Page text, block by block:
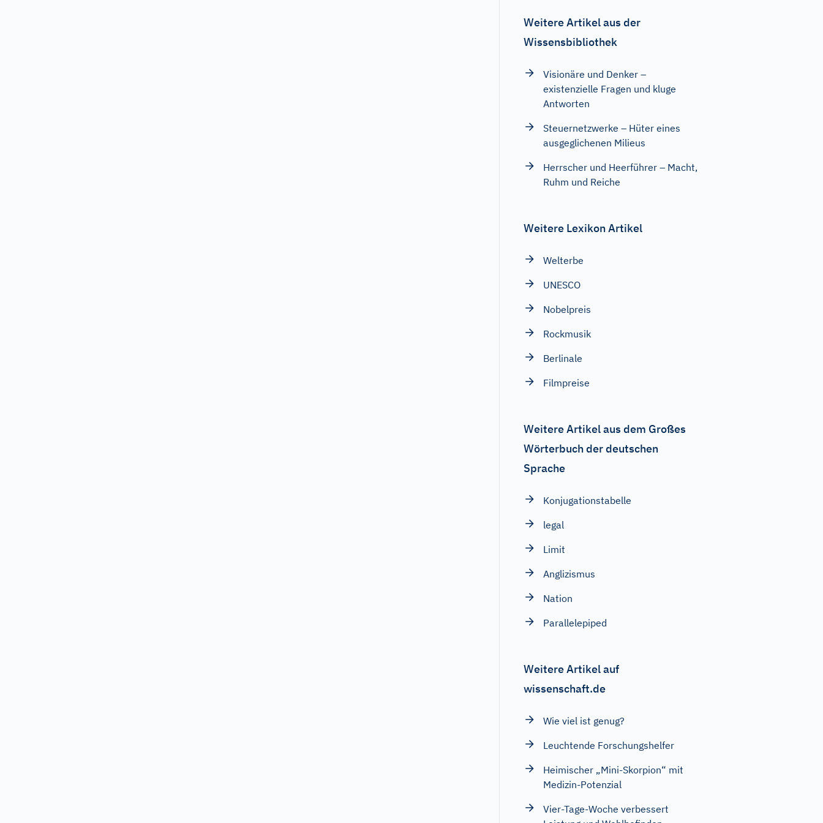
Weitere Artikel aus der
Wissensbibliothek
Visionäre und Denker –
existenzielle Fragen und kluge
Antworten
Steuernetzwerke – Hüter eines
ausgeglichenen Milieus
Herrscher und Heerführer – Macht,
Ruhm und Reiche
Weitere Lexikon Artikel
Welterbe
UNESCO
Nobelpreis
Rockmusik
Berlinale
Filmpreise
Weitere Artikel aus dem Großes
Wörterbuch der deutschen
Sprache
Konjugationstabelle
legal
Limit
Anglizismus
Nation
Parallelepiped
Weitere Artikel auf
wissenschaft.de
Wie viel ist genug?
Leuchtende Forschungshelfer
Heimischer „Mini-Skorpion“ mit
Medizin-Potenzial
Vier-Tage-Woche verbessert